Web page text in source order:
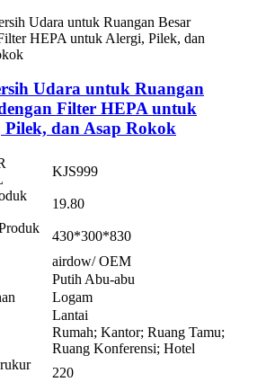
Udara untuk Ruangan
Filter HEPA untuk
Pilek, dan Asap Rokok
KJS999
19.80
430*300*830
airdow/ OEM
Putih Abu-abu
Logam
Lantai
Rumah; Kantor; Ruang Tamu;
Ruang Konferensi; Hotel
220